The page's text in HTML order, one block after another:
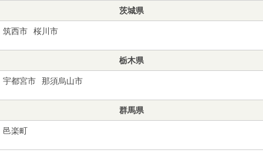
茨城県
筑西市 桜川市
栃木県
宇都宮市 那須烏山市
群馬県
邑楽町